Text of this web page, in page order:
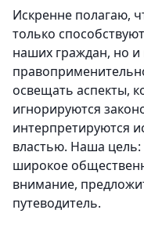
Искренне полагаю,
только
наших граждан, но
освещать аспекты,
игнорируются
интерпретируются
властью. Наша
широкое
внимание,
путеводитель.